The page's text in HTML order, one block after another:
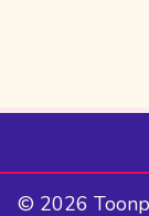
© 2026